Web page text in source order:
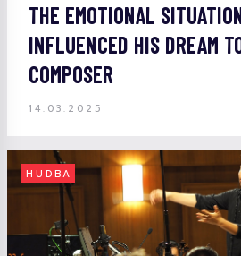
THE EMOTIONAL
INFLUENCED HIS DREAM
COMPOSER
14.03.2025
HUDBA